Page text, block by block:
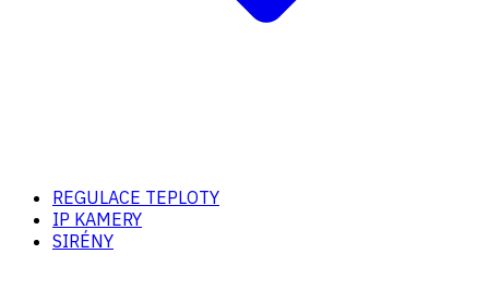
REGULACE TEPLOTY
IP KAMERY
SIRÉNY